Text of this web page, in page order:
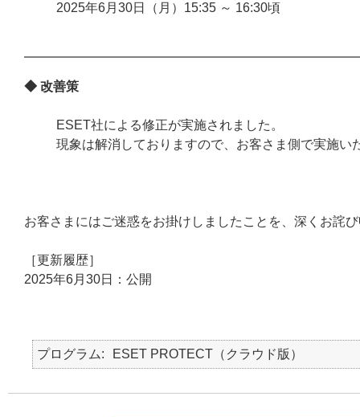
2025年6月30日（月）15:35 ～ 16:30頃
◆ 改善策
ESET社による修正が実施されました。
現象は解消しておりますので、お客さま側で実施い
お客さまにはご迷惑をお掛けしましたことを、深くお詫
［更新履歴］
2025年6月30日：公開
プログラム ESET PROTECT（クラウド版）